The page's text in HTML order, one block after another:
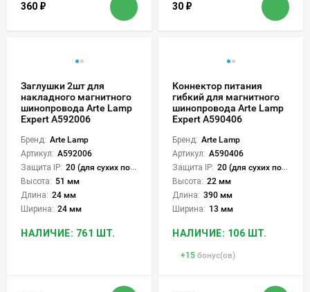
360 ₽ 30 ₽
Заглушки 2шт для
накладного магнитного
шинопровода Arte Lamp
Expert A592006
Бренд: Arte Lamp
Артикул: A592006
Защита IP: 20 (для сухих пом.)
Высота: 51 мм
Длина: 24 мм
Ширина: 24 мм
НАЛИЧИЕ: 761 ШТ.
Коннектор питания
гибкий для магнитного
шинопровода Arte Lamp
Expert A590406
Бренд: Arte Lamp
Артикул: A590406
Защита IP: 20 (для сухих пом.)
Высота: 22 мм
Длина: 390 мм
Ширина: 13 мм
НАЛИЧИЕ: 106 ШТ.
+15 бонус(ов)